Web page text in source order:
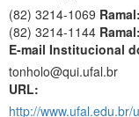
(82) 3214-1069 Ramal:
(82) 3214-1144 Ramal:
E-mail Institucional
tonholo@qui.ufal.br
URL:
http://